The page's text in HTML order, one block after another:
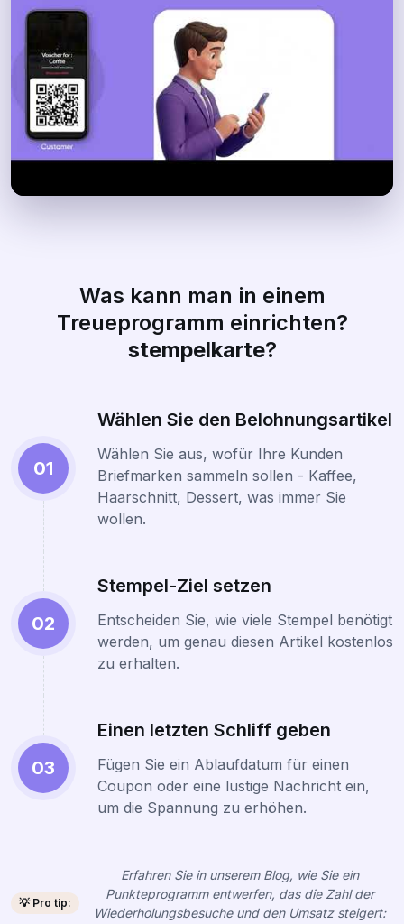
Was kann man in einem
Treueprogramm einrichten?
stempelkarte?
01
Wählen Sie den Belohnungsartikel
Wählen Sie aus, wofür Ihre Kunden
Briefmarken sammeln sollen - Kaffee,
Haarschnitt, Dessert, was immer Sie
wollen.
02
Stempel-Ziel setzen
Entscheiden Sie, wie viele Stempel benötigt
werden, um genau diesen Artikel kostenlos
zu erhalten.
03
Einen letzten Schliff geben
Fügen Sie ein Ablaufdatum für einen
Coupon oder eine lustige Nachricht ein,
um die Spannung zu erhöhen.
💡 Pro tip:
Erfahren Sie in unserem Blog, wie Sie ein
Punkteprogramm entwerfen, das die Zahl der
Wiederholungsbesuche und den Umsatz steigert: